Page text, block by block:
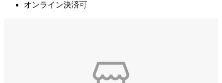
オンライン決済可